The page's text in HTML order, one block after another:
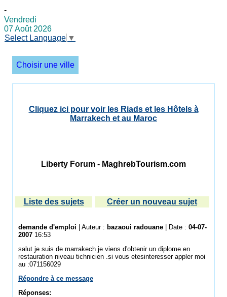
-
Vendredi
07 Août 2026
Select Language ▼
Choisir une ville
Cliquez ici pour voir les Riads et les Hôtels à
Marrakech et au Maroc
Liberty Forum - MaghrebTourism.com
Liste des sujets Créer un nouveau sujet
demande d'emploi | Auteur : bazaoui radouane | Date : 04-07-
2007 16:53
salut je suis de marrakech je viens d'obtenir un diplome en
restauration niveau tichnicien .si vous etesinteresser appler moi
au :071156029
Répondre à ce message
Réponses: